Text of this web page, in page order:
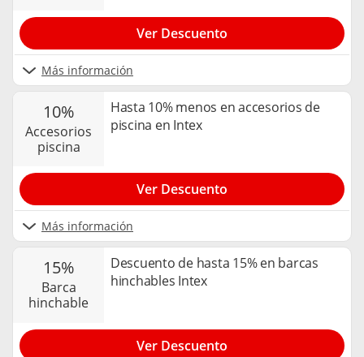
Más información
Ver Descuento
10%
accesorios
piscina
Hasta 10% menos en accesorios de
piscina en Intex
Más información
Ver Descuento
15%
barca
hinchable
Descuento de hasta 15% en barcas
hinchables Intex
Ver Descuento